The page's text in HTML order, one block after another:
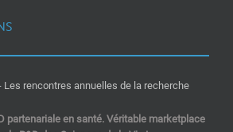
partenariale en santé. Véritable marketplace